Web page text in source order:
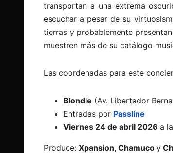
transportan a una extrema
escuchar a pesar de su
tierras y probablemente
muestren más de su catálogo
Las coordenadas para este
Blondie (Av. Libertador
Entradas por Passline
Viernes 24 de abril 2026 a
Produce: Xpansion, Chamuco y